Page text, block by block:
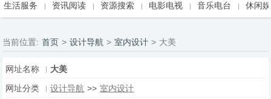
生活服务
资讯阅读 资源搜索 电影电视 音乐电台 休闲
当前位置: 首页 > 设计导航 > 室内设计 > 大美
网址名称
大美
网址分类
设计导航 >> 室内设计